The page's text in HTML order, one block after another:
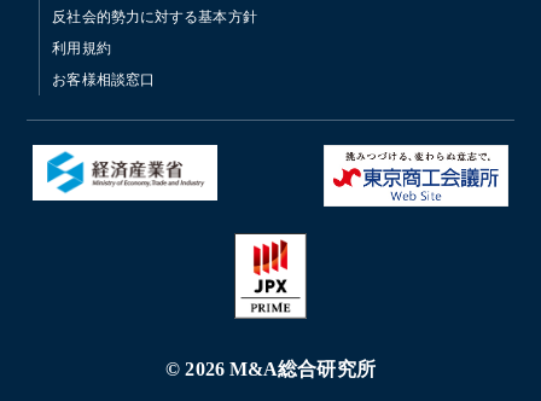
反社会的勢力に対する基本方針
利用規約
お客様相談窓口
© 2026 M&A総合研究所